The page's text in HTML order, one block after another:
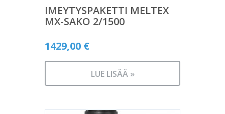
IMEYTYSPAKETTI MELTEX
MX-SAKO 2/1500
1429,00 €
LUE LISÄÄ »